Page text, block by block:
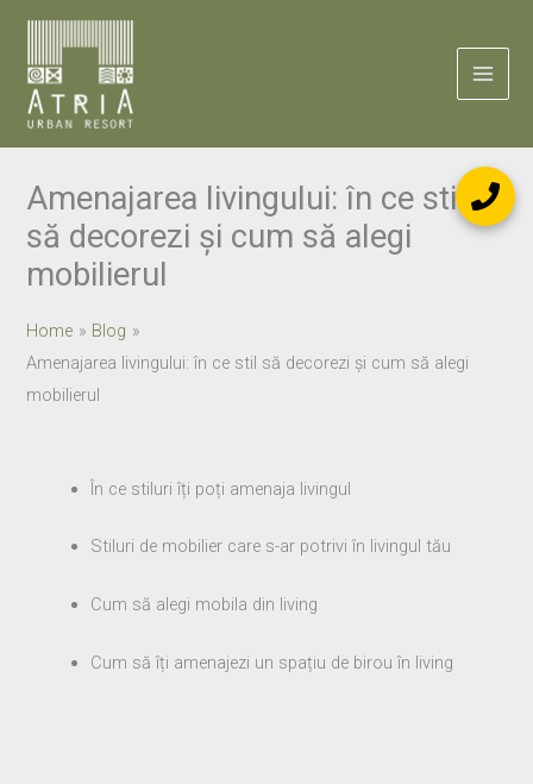
content
Amenajarea livingului: în ce stil
să decorezi și cum să alegi
mobilierul
Home
Blog
Amenajarea livingului: în ce stil să decorezi și cum să alegi
mobilierul
În ce stiluri îți poți amenaja livingul
Stiluri de mobilier care s-ar potrivi în livingul tău
Cum să alegi mobila din living
Cum să îți amenajezi un spațiu de birou în living